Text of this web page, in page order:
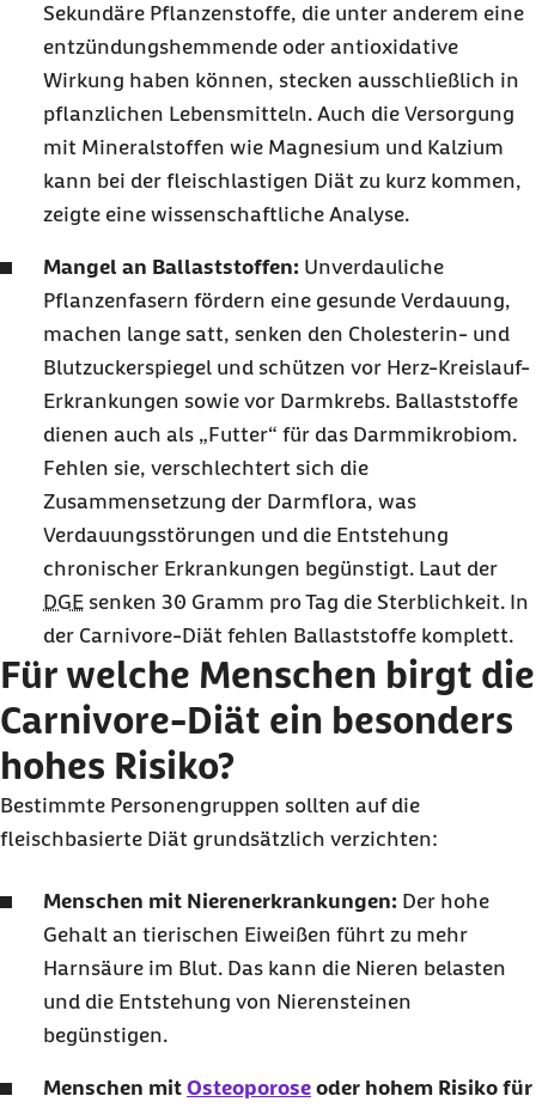
Sekundäre Pflanzenstoffe, die unter anderem eine
entzündungshemmende oder antioxidative
Wirkung haben können, stecken ausschließlich in
pflanzlichen Lebensmitteln. Auch die Versorgung
mit Mineralstoffen wie Magnesium und Kalzium
kann bei der fleischlastigen Diät zu kurz kommen,
zeigte eine wissenschaftliche Analyse.
Mangel an Ballaststoffen: Unverdauliche
Pflanzenfasern fördern eine gesunde Verdauung,
machen lange satt, senken den Cholesterin- und
Blutzuckerspiegel und schützen vor Herz-Kreislauf-
Erkrankungen sowie vor Darmkrebs. Ballaststoffe
dienen auch als „Futter“ für das Darmmikrobiom.
Fehlen sie, verschlechtert sich die
Zusammensetzung der Darmflora, was
Verdauungsstörungen und die Entstehung
chronischer Erkrankungen begünstigt. Laut der
DGE senken 30 Gramm pro Tag die Sterblichkeit. In
der Carnivore-Diät fehlen Ballaststoffe komplett.
Für welche Menschen birgt die
Carnivore-Diät ein besonders
hohes Risiko?
Bestimmte Personengruppen sollten auf die
fleischbasierte Diät grundsätzlich verzichten:
Menschen mit Nierenerkrankungen: Der hohe
Gehalt an tierischen Eiweißen führt zu mehr
Harnsäure im Blut. Das kann die Nieren belasten
und die Entstehung von Nierensteinen
begünstigen.
Menschen mit Osteoporose oder hohem Risiko für